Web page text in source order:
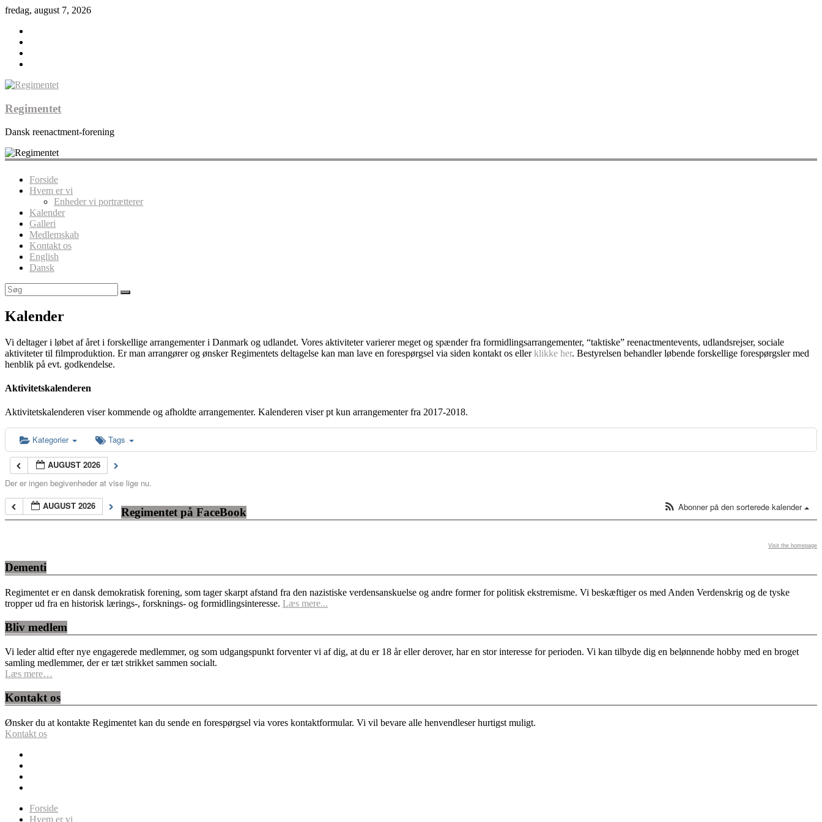
fredag, august 7, 2026
Regimentet
Dansk reenactment-forening
Forside
Hvem er vi
Enheder vi portrætterer
Kalender
Galleri
Medlemskab
Kontakt os
English
Dansk
Kalender
Vi deltager i løbet af året i forskellige arrangementer i Danmark og udlandet. Vores aktiviteter varierer meget og spænder fra formidlingsarrangementer, “taktiske” reenactmentevents, udlandsrejser, sociale
aktiviteter til filmproduktion. Er man arrangører og ønsker Regimentets deltagelse kan man lave en forespørgsel via siden kontakt os ellerklikke her. Bestyrelsen behandler løbende forskellige forespørgsler med
henblik på evt. godkendelse.
Aktivitetskalenderen
Aktivitetskalenderen viser kommende og afholdte arrangementer. Kalenderen viser pt kun arrangementer fra 2017-2018.
Kategorier Tags
AUGUST 2026
Der er ingen begivenheder at vise lige nu.
AUGUST 2026
Abonner på den sorterede kalender
Regimentet på FaceBook
Visit the homepage
Dementi
Regimentet er en dansk demokratisk forening, som tager skarpt afstand fra den nazistiske verdensanskuelse og andre former for politisk ekstremisme. Vi beskæftiger os med Anden Verdenskrig og de tyske
tropper ud fra en historisk lærings-, forsknings- og formidlingsinteresse. Læs mere...
Bliv medlem
Vi leder altid efter nye engagerede medlemmer, og som udgangspunkt forventer vi af dig, at du er 18 år eller derover, har en stor interesse for perioden. Vi kan tilbyde dig en belønnende hobby med en broget
samling medlemmer, der er tæt strikket sammen socialt.
Læs mere…
Kontakt os
Ønsker du at kontakte Regimentet kan du sende en forespørgsel via vores kontaktformular. Vi vil bevare alle henvendleser hurtigst muligt.
Kontakt os
Forside
Hvem er vi